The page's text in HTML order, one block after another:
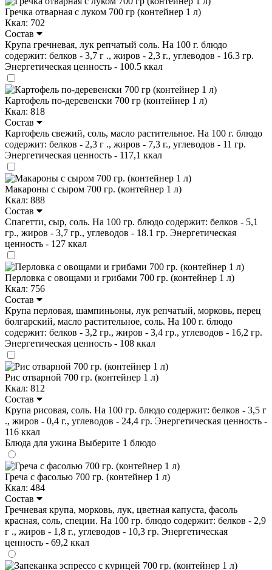
Гречка отварная с луком 700 гр (контейнер 1 л)
Ккал: 702
Состав
Крупа гречневая, лук репчатый соль. На 100 г. блюдо
содержит: белков - 3,7 г ., жиров - 2,3 г., углеводов - 16.3 гр.
Энергетическая ценность - 100.5 ккал
Картофель по-деревенски 700 гр (контейнер 1 л)
Ккал: 818
Состав
Картофель свежий, соль, масло растительное. На 100 г. блюдо
содержит: белков - 2,3 г ., жиров - 7,3 г., углеводов - 11 гр.
Энергетическая ценность - 117,1 ккал
Макароны с сыром 700 гр. (контейнер 1 л)
Ккал: 888
Состав
Спагетти, сыр, соль. На 100 гр. блюдо содержит: белков - 5,1
гр., жиров - 3,7 гр., углеводов - 18.1 гр. Энергетическая
ценность - 127 ккал
Перловка с овощами и грибами 700 гр. (контейнер 1 л)
Ккал: 756
Состав
Крупа перловая, шампиньоны, лук репчатый, морковь, перец
болгарский, масло растительное, соль. На 100 г. блюдо
содержит: белков - 3,2 гр., жиров - 3,4 гр., углеводов - 16,2 гр.
Энергетическая ценность - 108 ккал
Рис отварной 700 гр. (контейнер 1 л)
Ккал: 812
Состав
Крупа рисовая, соль. На 100 гр. блюдо содержит: белков - 3,5 г
., жиров - 0,4 г., углеводов - 24,4 гр. Энергетическая ценность -
116 ккал
Блюда для ужина Выберите 1 блюдо
Греча с фасолью 700 гр. (контейнер 1 л)
Ккал: 484
Состав
Гречневая крупа, морковь, лук, цветная капуста, фасоль
красная, соль, специи. На 100 гр. блюдо содержит: белков - 2,9
г ., жиров - 1,8 г., углеводов - 10,3 гр. Энергетическая
ценность - 69,2 ккал